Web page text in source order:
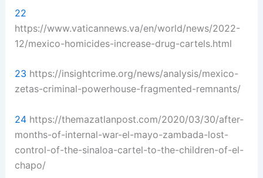
22
https://www.vaticannews.va/en/world/news/2022-
12/mexico-homicides-increase-drug-cartels.html
23 https://insightcrime.org/news/analysis/mexico-
zetas-criminal-powerhouse-fragmented-remnants/
24https://themazatlanpost.com/2020/03/30/after-
months-of-internal-war-el-mayo-zambada-lost-
control-of-the-sinaloa-cartel-to-the-children-of-el-
chapo/